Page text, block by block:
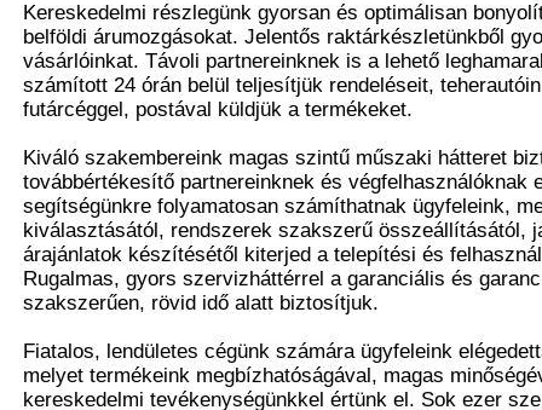
Kereskedelmi részlegünk gyorsan és optimálisan
belföldi árumozgásokat. Jelentős raktárkészletünkből
vásárlóinkat. Távoli partnereinknek is a lehető
számított 24 órán belül teljesítjük rendeléseit,
futárcéggel, postával küldjük a termékeket.
Kiváló szakembereink magas szintű műszaki hátteret
továbbértékesítő partnereinknek és végfelhasználóknak
segítségünkre folyamatosan számíthatnak ügyfeleink,
kiválasztásától, rendszerek szakszerű összeállításától,
árajánlatok készítésétől kiterjed a telepítési és
Rugalmas, gyors szervizháttérrel a garanciális és
szakszerűen, rövid idő alatt biztosítjuk.
Fiatalos, lendületes cégünk számára ügyfeleink
melyet termékeink megbízhatóságával, magas
kereskedelmi tevékenységünkkel értünk el. Sok ezer